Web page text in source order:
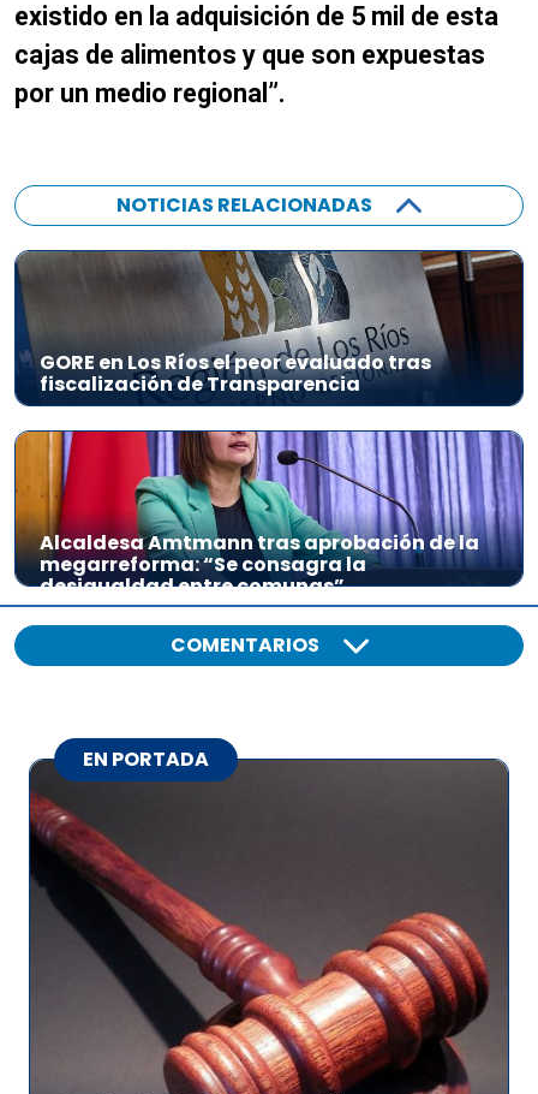
existido en la adquisición de 5 mil de esta
cajas de alimentos y que son expuestas
por un medio regional”.
NOTICIAS RELACIONADAS
GORE en Los Ríos el peor evaluado tras
fiscalización de Transparencia
Alcaldesa Amtmann tras aprobación de la
megarreforma: “Se consagra la
desigualdad entre comunas”
COMENTARIOS
EN PORTADA